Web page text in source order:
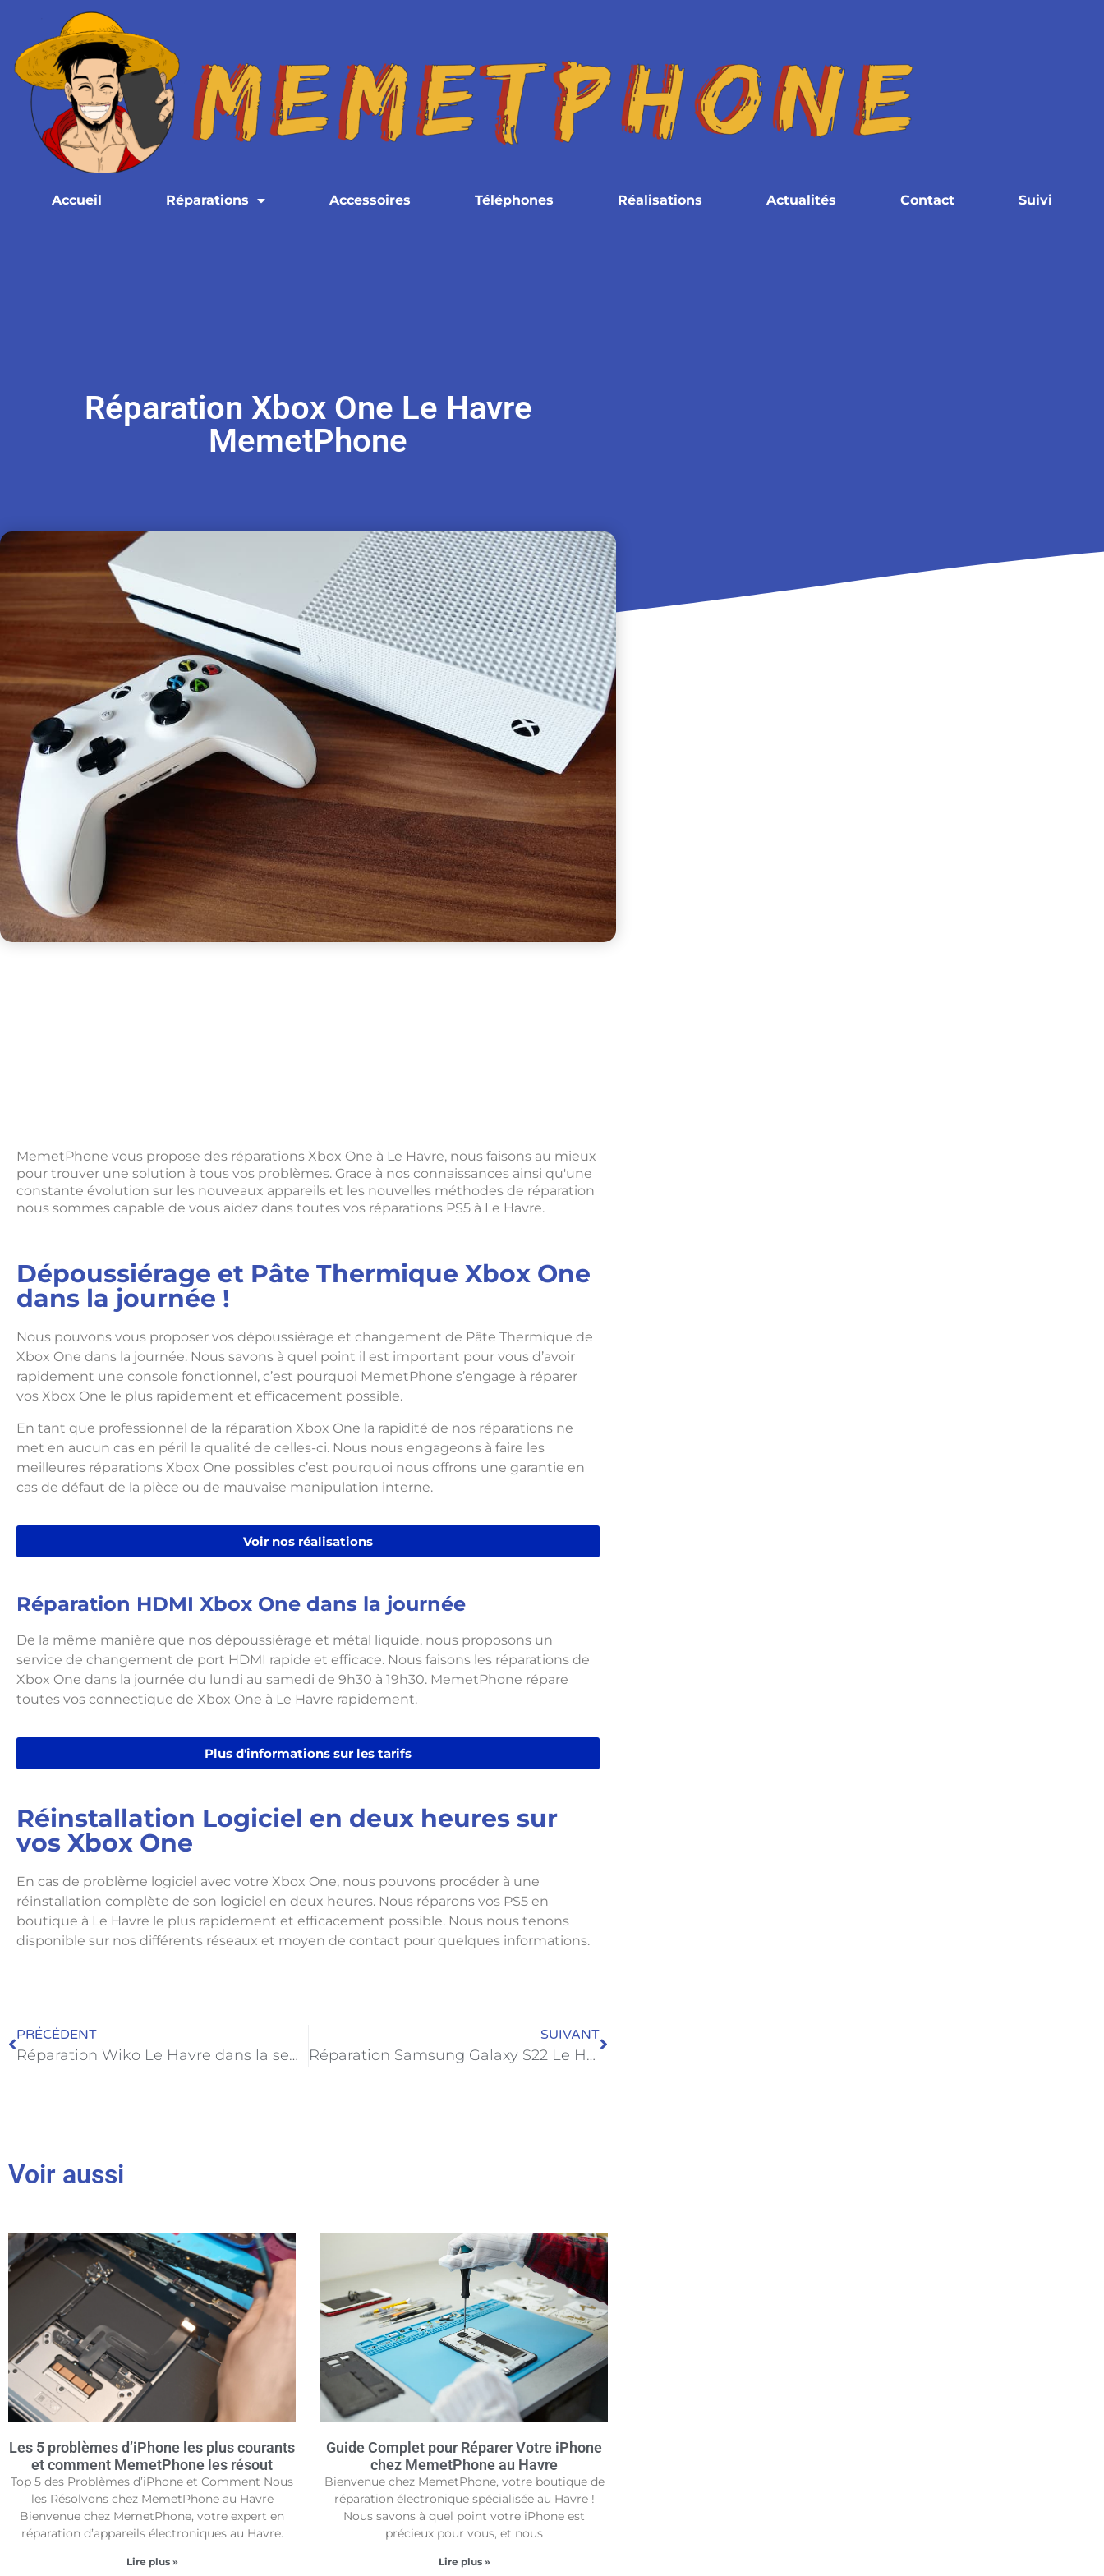
Accueil Réparations Accessoires Téléphones Réalisations Actualités Contact Suivi
Réparation Xbox One Le Havre
MemetPhone
MemetPhone vous propose des réparations Xbox One à Le Havre, nous faisons au mieux
pour trouver une solution à tous vos problèmes. Grace à nos connaissances ainsi qu'une
constante évolution sur les nouveaux appareils et les nouvelles méthodes de réparation
nous sommes capable de vous aidez dans toutes vos réparations PS5 à Le Havre.
Dépoussiérage et Pâte Thermique Xbox One
dans la journée !
Nous pouvons vous proposer vos dépoussiérage et changement de Pâte Thermique de
Xbox One dans la journée. Nous savons à quel point il est important pour vous d’avoir
rapidement une console fonctionnel, c’est pourquoi MemetPhone s’engage à réparer
vos Xbox One le plus rapidement et efficacement possible.
En tant que professionnel de la réparation Xbox One la rapidité de nos réparations ne
met en aucun cas en péril la qualité de celles-ci. Nous nous engageons à faire les
meilleures réparations Xbox One possibles c’est pourquoi nous offrons une garantie en
cas de défaut de la pièce ou de mauvaise manipulation interne.
Voir nos réalisations
Réparation HDMI Xbox One dans la journée
De la même manière que nos dépoussiérage et métal liquide, nous proposons un
service de changement de port HDMI rapide et efficace. Nous faisons les réparations de
Xbox One dans la journée du lundi au samedi de 9h30 à 19h30. MemetPhone répare
toutes vos connectique de Xbox One à Le Havre rapidement.
Plus d'informations sur les tarifs
Réinstallation Logiciel en deux heures sur
vos Xbox One
En cas de problème logiciel avec votre Xbox One, nous pouvons procéder à une
réinstallation complète de son logiciel en deux heures. Nous réparons vos PS5 en
boutique à Le Havre le plus rapidement et efficacement possible. Nous nous tenons
disponible sur nos différents réseaux et moyen de contact pour quelques informations.
PRÉCÉDENT
Réparation Wiko Le Havre dans la semaine MemetPhone
SUIVANT
Réparation Samsung Galaxy S22 Le Havre MemetPhone
Voir aussi
Les 5 problèmes d’iPhone les plus courants
et comment MemetPhone les résout
Top 5 des Problèmes d’iPhone et Comment Nous
les Résolvons chez MemetPhone au Havre
Bienvenue chez MemetPhone, votre expert en
réparation d’appareils électroniques au Havre.
Lire plus »
Guide Complet pour Réparer Votre iPhone
chez MemetPhone au Havre
Bienvenue chez MemetPhone, votre boutique de
réparation électronique spécialisée au Havre !
Nous savons à quel point votre iPhone est
précieux pour vous, et nous
Lire plus »